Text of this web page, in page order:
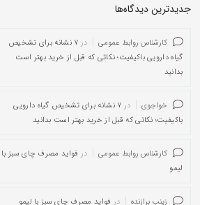
جدیدترین دیدگاه‌‌ها
کارشناس روابط عمومی در
۷ نشانه برای تشخیص
گیاه دارویی باکیفیت؛ نکاتی که قبل از خرید بهتر است
بدانید
خواجوی در
۷ نشانه برای تشخیص گیاه دارویی
باکیفیت؛ نکاتی که قبل از خرید بهتر است بدانید
کارشناس روابط عمومی در فواید مصرف چای سبز با
لیمو
زینب برازنده در فواید مصرف چای سبز با لیمو